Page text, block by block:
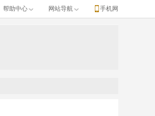
帮助中心 网站导航 手机网